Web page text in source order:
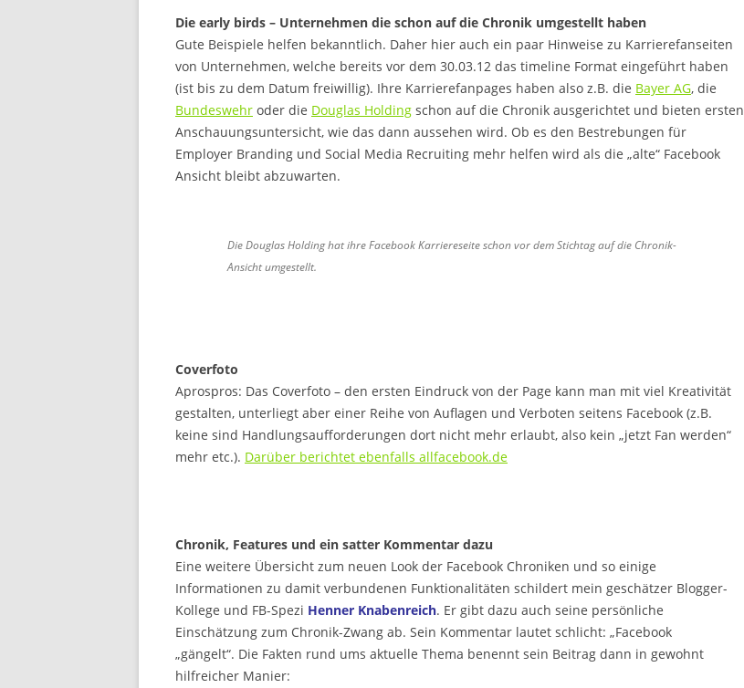
Die early birds – Unternehmen die schon auf die Chronik umgestellt haben
Gute Beispiele helfen bekanntlich. Daher hier auch ein paar Hinweise zu Karrierefanseiten
von Unternehmen, welche bereits vor dem 30.03.12 das timeline Format eingeführt haben
(ist bis zu dem Datum freiwillig). Ihre Karrierefanpages haben also z.B. die Bayer AG, die
Bundeswehr oder die Douglas Holding schon auf die Chronik ausgerichtet und bieten ersten
Anschauungsuntersicht, wie das dann aussehen wird. Ob es den Bestrebungen für
Employer Branding und Social Media Recruiting mehr helfen wird als die „alte“ Facebook
Ansicht bleibt abzuwarten.
Die Douglas Holding hat ihre Facebook Karriereseite schon vor dem Stichtag auf die Chronik-
Ansicht umgestellt.
Coverfoto
Aprospros: Das Coverfoto – den ersten Eindruck von der Page kann man mit viel Kreativität
gestalten, unterliegt aber einer Reihe von Auflagen und Verboten seitens Facebook (z.B.
keine sind Handlungsaufforderungen dort nicht mehr erlaubt, also kein „jetzt Fan werden“
mehr etc.). Darüber berichtet ebenfalls allfacebook.de
Chronik, Features und ein satter Kommentar dazu
Eine weitere Übersicht zum neuen Look der Facebook Chroniken und so einige
Informationen zu damit verbundenen Funktionalitäten schildert mein geschätzer Blogger-
Kollege und FB-Spezi Henner Knabenreich. Er gibt dazu auch seine persönliche
Einschätzung zum Chronik-Zwang ab. Sein Kommentar lautet schlicht: „Facebook
„gängelt“. Die Fakten rund ums aktuelle Thema benennt sein Beitrag dann in gewohnt
hilfreicher Manier: